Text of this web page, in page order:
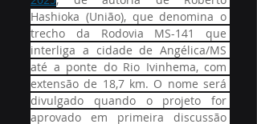
Hashioka (União), que denomina o
trecho da Rodovia MS-141 que
interliga a cidade de Angélica/MS
até a ponte do Rio Ivinhema, com
extensão de 18,7 km. O nome será
divulgado quando o projeto for
aprovado em primeira discussão